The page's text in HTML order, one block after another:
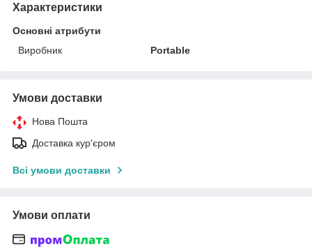
Характеристики
Основні атрибути
Виробник
Portable
Умови доставки
Нова Пошта
Доставка кур'єром
Всі умови доставки
Умови оплати